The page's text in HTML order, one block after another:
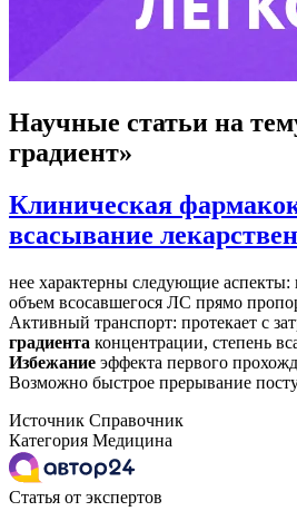
Научные статьи на
градиент»
Клиническая
всасывание
нее характерны следующие аспекты:
объем всосавшегося ЛС прямо
Активный транспорт: протекает с
градиента концентрации, степень
Избежание эффекта первого
Возможно быстрое прерывание
Источник Справочник
Категория Медицина
Статья от экспертов